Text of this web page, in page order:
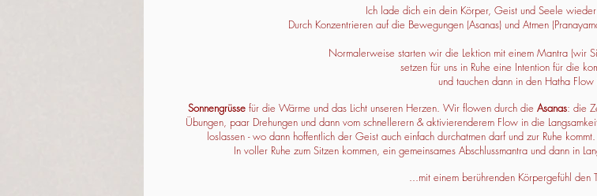
Ich lade dich ein dein Körper, Geist und Seele
Durch Konzentrieren auf die Bewegungen (Asanas) und Atmen
Normalerweise starten wir die Lektion mit einem Mantra (wir
setzen für uns in Ruhe eine Intention für die
und tauchen dann in den Hatha Flow
Sonnengrüsse für die Wärme und das Licht unseren Herzen. Wir flowen durch die Asanas: die
Übungen, paar Drehungen und dann vom schnellerern & aktivierenderem Flow in die
loslassen - wo dann hoffentlich der Geist auch einfach durchatmen darf und zur Ruhe
In voller Ruhe zum Sitzen kommen, ein gemeinsames Abschlussmantra und dann in
...mit einem berührenden Körpergefühl den